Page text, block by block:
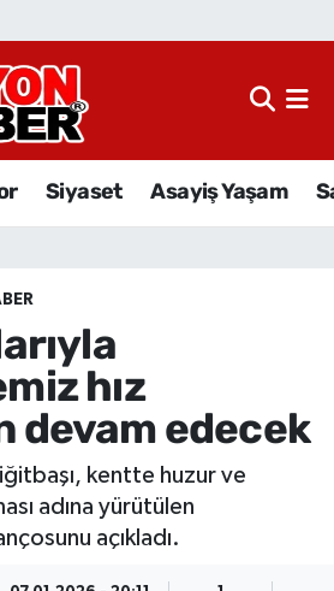
Siyaset Asayiş Yaşam
hız
devam edecek
kentte huzur ve
adına yürütülen
açıkladı.